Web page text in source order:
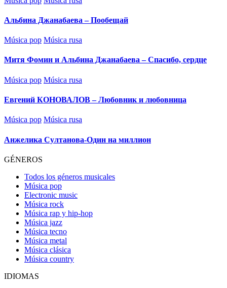
Альбина Джанабаева – Пообещай
Publicado
Música pop Música rusa
Митя Фомин и Альбина Джанабаева – Спасибо, сердце
Publicado
Música pop Música rusa
Евгений КОНОВАЛОВ – Любовник и любовница
Publicado
Música pop Música rusa
Анжелика Султанова-Один на миллион
GÉNEROS
Todos los géneros musicales
Música pop
Electronic music
Música rock
Música rap y hip-hop
Música jazz
Música tecno
Música metal
Música clásica
Música country
IDIOMAS